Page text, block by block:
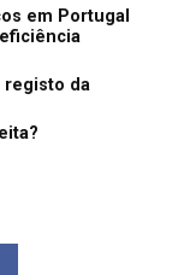
em Portugal
registo da